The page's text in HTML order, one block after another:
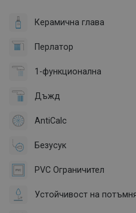
Керамична глава
Перлатор
1-функционална
Дъжд
AntiCalc
Безусук
PVC Ограничител
Устойчивост на